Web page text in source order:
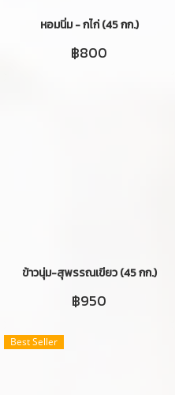
หอมนิ่ม - กไก่ (45 กก.)
฿800
ข้าวนุ่ม-สุพรรณเขียว (45 กก.)
฿950
Best Seller